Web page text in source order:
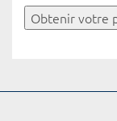
Obtenir votre